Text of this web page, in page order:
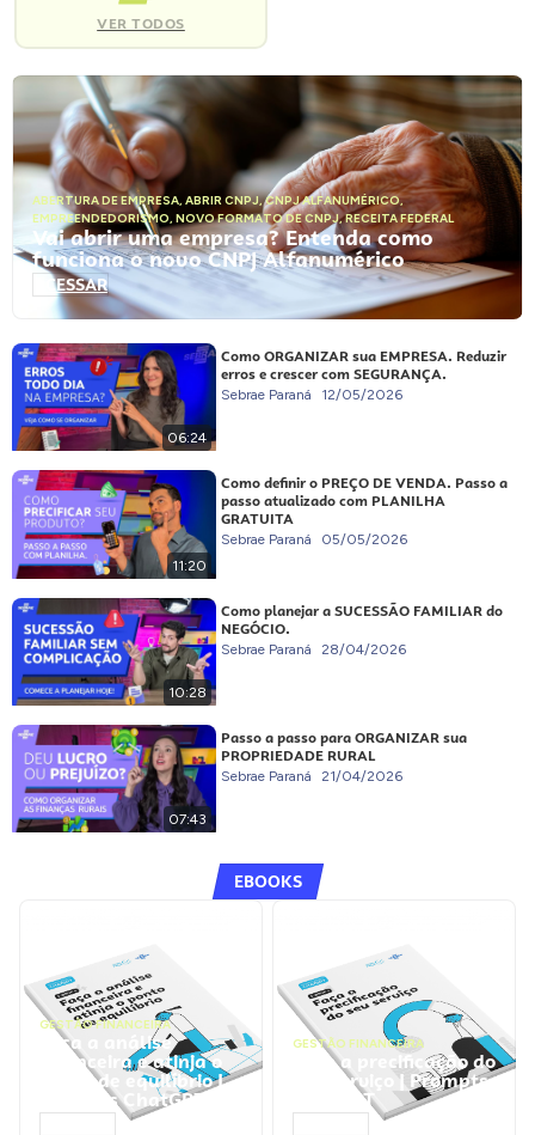
VER TODOS
ABERTURA DE EMPRESA, ABRIR CNPJ,CNPJ ALFANUMÉRICO,
EMPREENDEDORISMO, NOVO FORMATO DE CNPJ,RECEITA FEDERAL
Vai abrir uma empresa? Entenda como
funciona o novo CNPJ Alfanumérico
ACESSAR
06:24
Como ORGANIZAR sua EMPRESA. Reduzir
erros e crescer com SEGURANÇA.
Sebrae Paraná 12/05/2026
11:20
Como definir o PREÇO DE VENDA. Passo a
passo atualizado com PLANILHA
GRATUITA
Sebrae Paraná 05/05/2026
10:28
Como planejar a SUCESSÃO FAMILIAR do
NEGÓCIO.
Sebrae Paraná 28/04/2026
07:43
Passo a passo para ORGANIZAR sua
PROPRIEDADE RURAL
Sebrae Paraná 21/04/2026
EBOOKS
GESTÃO FINANCEIRA
Faça a análise
financeira e atinja o
ponto de equilíbrio |
Prompts ChatGPT
GESTÃO FINANCEIRA
Faça a precificação do
seu serviço | Prompts
ChatGPT